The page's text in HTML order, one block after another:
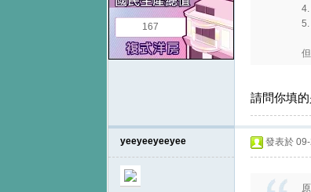
167
4.
5.
請問你填
yeeyeeyeeyee
發表於